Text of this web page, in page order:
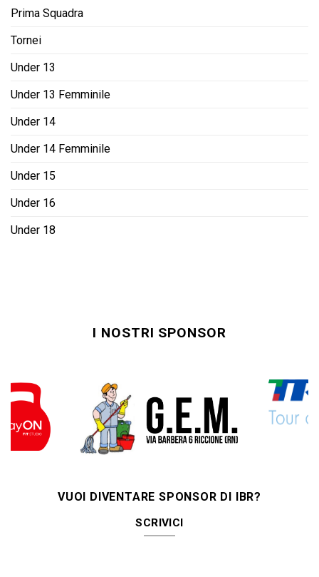
Prima Squadra
Tornei
Under 13
Under 13 Femminile
Under 14
Under 14 Femminile
Under 15
Under 16
Under 18
I NOSTRI SPONSOR
VUOI DIVENTARE SPONSOR DI IBR?
SCRIVICI